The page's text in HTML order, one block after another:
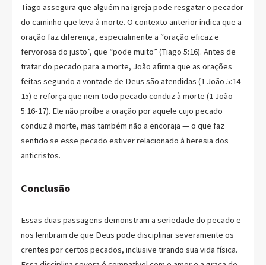
Tiago assegura que alguém na igreja pode resgatar o pecador
do caminho que leva à morte. O contexto anterior indica que a
oração faz diferença, especialmente a “oração eficaz e
fervorosa do justo”, que “pode muito” (Tiago 5:16). Antes de
tratar do pecado para a morte, João afirma que as orações
feitas segundo a vontade de Deus são atendidas (1 João 5:14-
15) e reforça que nem todo pecado conduz à morte (1 João
5:16-17). Ele não proíbe a oração por aquele cujo pecado
conduz à morte, mas também não a encoraja — o que faz
sentido se esse pecado estiver relacionado à heresia dos
anticristos.
Conclusão
Essas duas passagens demonstram a seriedade do pecado e
nos lembram de que Deus pode disciplinar severamente os
crentes por certos pecados, inclusive tirando sua vida física.